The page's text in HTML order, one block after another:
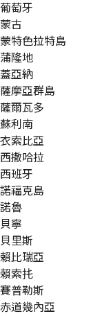
葡萄牙
蒙古
蒙特色拉特島
蒲隆地
蓋亞納
薩摩亞群島
薩爾瓦多
蘇利南
衣索比亞
西撒哈拉
西班牙
諾福克島
諾魯
貝寧
貝里斯
賴比瑞亞
賴索扥
賽普勒斯
赤道幾內亞